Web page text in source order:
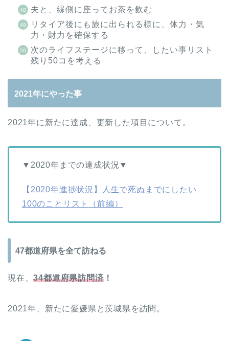
夫と、縁側に座ってお茶を飲む
リタイア後にも旅に出られる様に、体力・気
力・財力を確保する
次のライフステージに移って、したい事リスト
残り50コを考える
2021年にやった事
2021年に新たに達成、更新した項目について。
▼2020年までの達成状況▼
【2020年進捗状況】人生で死ぬまでにしたい
100のことリスト（前編）
47都道府県を全て訪ねる
現在、34都道府県訪問済！
2021年、新たに愛媛県と茨城県を訪問。